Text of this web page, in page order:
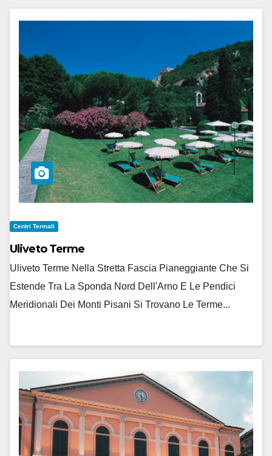
Centri Termali
Uliveto Terme
Uliveto Terme Nella Stretta Fascia Pianeggiante Che Si
Estende Tra La Sponda Nord Dell'Arno E Le Pendici
Meridionali Dei Monti Pisani Si Trovano Le Terme...